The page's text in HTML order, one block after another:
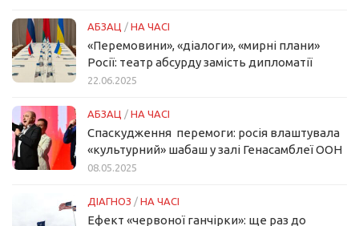
АБЗАЦ / НА ЧАСІ
«Перемовини», «діалоги», «мирні плани»
Росії: театр абсурду замість дипломатії
22.06.2025
АБЗАЦ / НА ЧАСІ
Спаскудження перемоги: росія влаштувала
«культурний» шабаш у залі Генасамблеї ООН
08.05.2025
ДІАГНОЗ / НА ЧАСІ
Ефект «червоної ганчірки»: ще раз до